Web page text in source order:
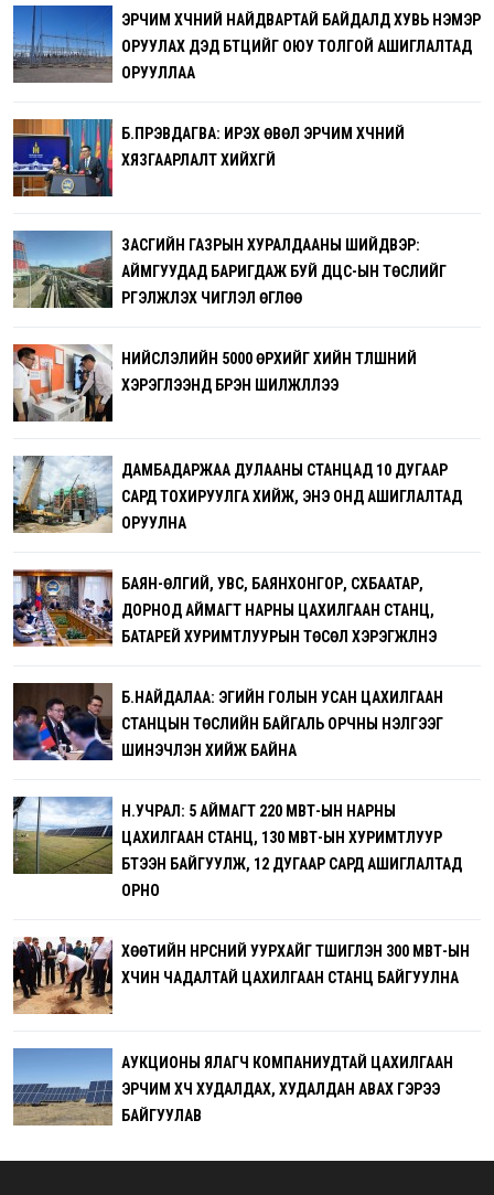
ЭРЧИМ ХҮЧНИЙ НАЙДВАРТАЙ БАЙДАЛД ХУВЬ НЭМЭР
ОРУУЛАХ ДЭД БҮТЦИЙГ ОЮУ ТОЛГОЙ АШИГЛАЛТАД
ОРУУЛЛАА
Б.ПҮРЭВДАГВА: ИРЭХ ӨВӨЛ ЭРЧИМ ХҮЧНИЙ
ХЯЗГААРЛАЛТ ХИЙХГҮЙ
ЗАСГИЙН ГАЗРЫН ХУРАЛДААНЫ ШИЙДВЭР:
АЙМГУУДАД БАРИГДАЖ БУЙ ДЦС-ЫН ТӨСЛИЙГ
ҮРГЭЛЖҮҮЛЭХ ЧИГЛЭЛ ӨГЛӨӨ
НИЙСЛЭЛИЙН 5000 ӨРХИЙГ ХИЙН ТҮЛШНИЙ
ХЭРЭГЛЭЭНД БҮРЭН ШИЛЖҮҮЛЛЭЭ
ДАМБАДАРЖАА ДУЛААНЫ СТАНЦАД 10 ДУГААР
САРД ТОХИРУУЛГА ХИЙЖ, ЭНЭ ОНД АШИГЛАЛТАД
ОРУУЛНА
БАЯН-ӨЛГИЙ, УВС, БАЯНХОНГОР, СҮХБААТАР,
ДОРНОД АЙМАГТ НАРНЫ ЦАХИЛГААН СТАНЦ,
БАТАРЕЙ ХУРИМТЛУУРЫН ТӨСӨЛ ХЭРЭГЖҮҮЛНЭ
Б.НАЙДАЛАА: ЭГИЙН ГОЛЫН УСАН ЦАХИЛГААН
СТАНЦЫН ТӨСЛИЙН БАЙГАЛЬ ОРЧНЫ ҮНЭЛГЭЭГ
ШИНЭЧЛЭН ХИЙЖ БАЙНА
Н.УЧРАЛ: 5 АЙМАГТ 220 МВТ-ЫН НАРНЫ
ЦАХИЛГААН СТАНЦ, 130 МВТ-ЫН ХУРИМТЛУУР
БҮТЭЭН БАЙГУУЛЖ, 12 ДУГААР САРД АШИГЛАЛТАД
ОРНО
ХӨӨТИЙН НҮҮРСНИЙ УУРХАЙГ ТҮШИГЛЭН 300 МВТ-ЫН
ХҮЧИН ЧАДАЛТАЙ ЦАХИЛГААН СТАНЦ БАЙГУУЛНА
АУКЦИОНЫ ЯЛАГЧ КОМПАНИУДТАЙ ЦАХИЛГААН
ЭРЧИМ ХҮЧ ХУДАЛДАХ, ХУДАЛДАН АВАХ ГЭРЭЭ
БАЙГУУЛАВ